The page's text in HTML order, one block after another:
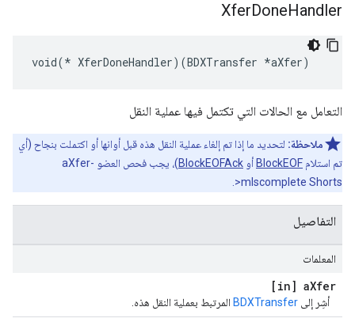
XferDoneHandler
void(* XferDoneHandler)(BDXTransfer *aXfer)
التعامل مع الحالات التي تكتمل فيها عملية النقل
ملاحظة: لتحديد ما إذا تم إلغاء عملية النقل هذه قبل أوانها أو اكتملت بنجاح (أي
تم استلام BlockEOF أو BlockEOFAck
)، يجب فحص العضو aXfer-
>mIscomplete Shorts.
التفاصيل
المعلمات
[in] aXfer
أشِر إلى BDXTransfer المرتبط بعملية النقل هذه.